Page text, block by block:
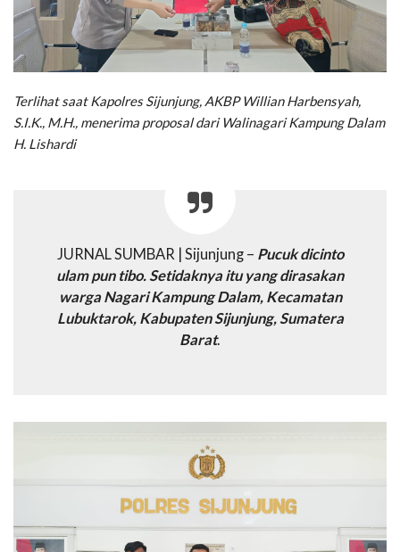
Terlihat saat Kapolres Sijunjung, AKBP Willian Harbensyah,
S.I.K., M.H., menerima proposal dari Walinagari Kampung Dalam
H. Lishardi
JURNAL SUMBAR | Sijunjung – Pucuk dicinto
ulam pun tibo. Setidaknya itu yang dirasakan
warga Nagari Kampung Dalam, Kecamatan
Lubuktarok, Kabupaten Sijunjung, Sumatera
Barat.